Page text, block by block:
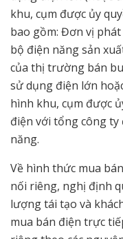
khu, cụm được ủy
bao gồm: Đơn vị
bộ điện năng sản
của thị trường bán
sử dụng điện lớn
hình khu, cụm được
điện với tổng công
năng.
Về hình thức mua
nối riêng, nghị định
lượng tái tạo và
mua bán điện trực